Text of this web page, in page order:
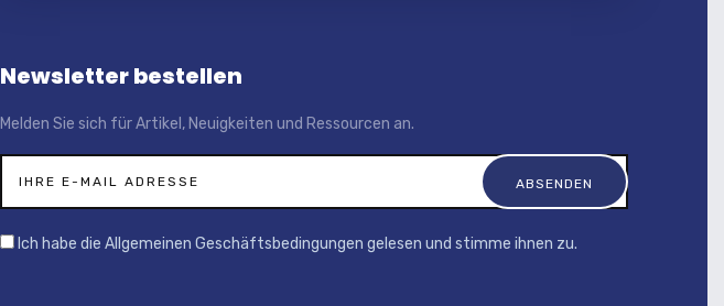
Newsletter bestellen
Melden Sie sich für Artikel, Neuigkeiten und Ressourcen an.
Ich habe die Allgemeinen Geschäftsbedingungen gelesen und stimme ihnen zu.